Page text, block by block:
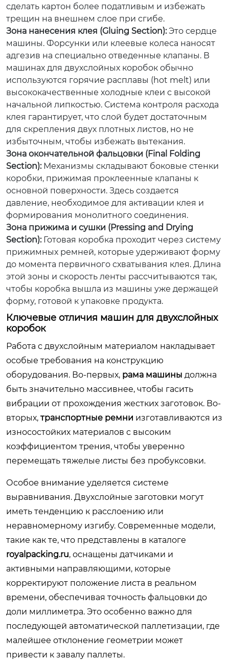
сделать картон более податливым и избежать
трещин на внешнем слое при сгибе.
Зона нанесения клея (Gluing Section):Это сердце
машины. Форсунки или клеевые колеса наносят
адгезив на специально отведенные клапаны. В
машинах для двухслойных коробок обычно
используются горячие расплавы (hot melt) или
высококачественные холодные клеи с высокой
начальной липкостью. Система контроля расхода
клея гарантирует, что слой будет достаточным
для скрепления двух плотных листов, но не
избыточным, чтобы избежать вытекания.
Зона окончательной фальцовки (Final Folding
Section):Механизмы складывают боковые стенки
коробки, прижимая проклеенные клапаны к
основной поверхности. Здесь создается
давление, необходимое для активации клея и
формирования монолитного соединения.
Зона прижима и сушки (Pressing and Drying
Section):Готовая коробка проходит через систему
прижимных ремней, которые удерживают форму
до момента первичного схватывания клея. Длина
этой зоны и скорость ленты рассчитываются так,
чтобы коробка вышла из машины уже держащей
форму, готовой к упаковке продукта.
Ключевые отличия машин для двухслойных
коробок
Работа с двухслойным материалом накладывает
особые требования на конструкцию
оборудования. Во-первых, рама машины должна
быть значительно массивнее, чтобы гасить
вибрации от прохождения жестких заготовок. Во-
вторых, транспортные ремни изготавливаются из
износостойких материалов с высоким
коэффициентом трения, чтобы уверенно
перемещать тяжелые листы без пробуксовки.
Особое внимание уделяется системе
выравнивания. Двухслойные заготовки могут
иметь тенденцию к расслоению или
неравномерному изгибу. Современные модели,
такие как те, что представлены в каталоге
royalpacking.ru, оснащены датчиками и
активными направляющими, которые
корректируют положение листа в реальном
времени, обеспечивая точность фальцовки до
доли миллиметра. Это особенно важно для
последующей автоматической паллетизации, где
малейшее отклонение геометрии может
привести к завалу паллеты.